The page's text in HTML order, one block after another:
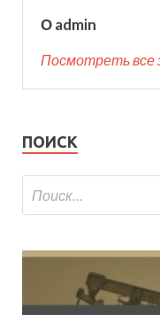
О admin
Посмотреть все
ПОИСК